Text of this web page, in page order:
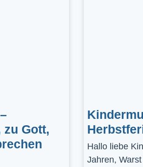
zu Gott,
Hallo liebe
Jahren,